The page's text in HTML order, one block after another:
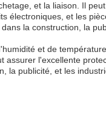
et la liaison. Il
électroniques, et les
la construction, la
et de
l'excellente
la publicité, et les